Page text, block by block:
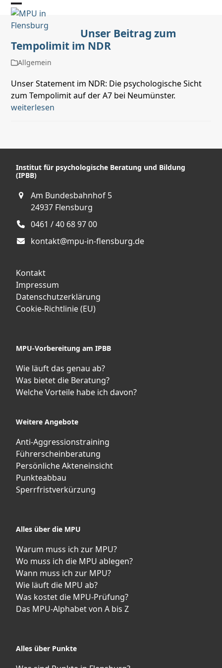
Skip
content
Open
mobile
menu
Close
mobile
menu
Unser Beitrag zum
Tempolimit im NDR
Allgemein
Unser Statement im NDR: Die psychologische Sicht
zum Tempolimit auf der A7 bei Neumünster.
weiterlesen
Institut für psychologische Beratung und Bildung
(IPBB)
Am Bundesbahnhof 5
24937 Flensburg
0461 / 40 68 97 00
kontakt@mpu-in-flensburg.de
Kontakt
Impressum
Datenschutzerklärung
Cookie-Richtlinie (EU)
MPU-Vorbereitung am IPBB
Wie läuft das genau ab?
Was bietet die Beratung?
Welche Vorteile habe ich davon?
Weitere Angebote
Anti-Aggressionstraining
Führerscheinberatung
Persönliche Akteneinsicht
Punkteabbau
Sperrfristverkürzung
Alles über die MPU
Warum muss ich zur MPU?
Wo muss ich die MPU ablegen?
Wann muss ich zur MPU?
Wie läuft die MPU ab?
Was kostet die MPU-Prüfung?
Das MPU-Alphabet von A bis Z
Alles über Punkte